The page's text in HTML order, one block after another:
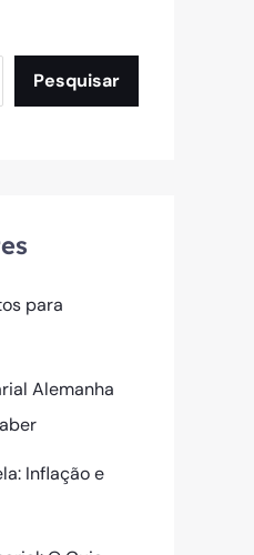
Pesquisar
para
Alemanha
Inflação e